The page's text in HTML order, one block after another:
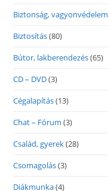
Biztonság, vagyonvédelem
Biztosítás(80)
Bútor, lakberendezés(65)
CD – DVD(3)
Cégalapítás(13)
Chat – Fórum (3)
Család, gyerek(28)
Csomagolás(3)
Diákmunka(4)